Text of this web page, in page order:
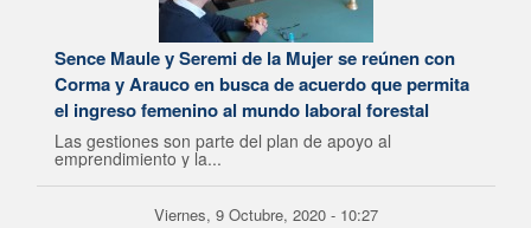
Sence Maule y Seremi de la Mujer se reúnen con
Corma y Arauco en busca de acuerdo que permita
el ingreso femenino al mundo laboral forestal
Las gestiones son parte del plan de apoyo al
emprendimiento y la...
Viernes, 9 Octubre, 2020 - 10:27